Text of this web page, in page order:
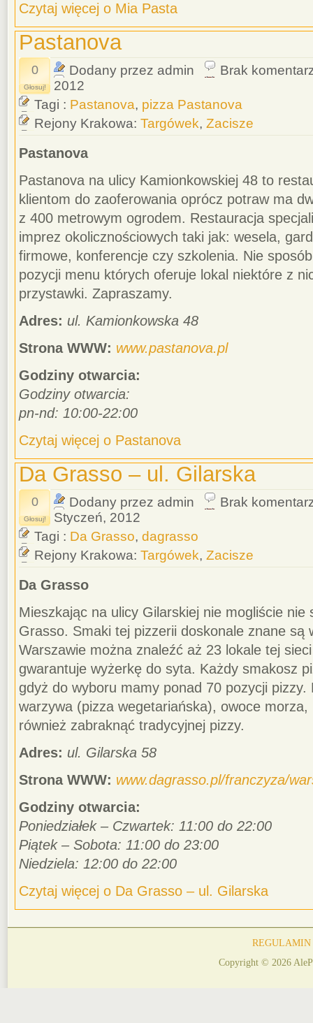
Czytaj więcej o Mia Pasta
Pastanova
0
Głosuj!
Dodany przez admin
Brak
2012
Tagi : Pastanova, pizza Pastanova
Rejony Krakowa: Targówek, Zacisze
Pastanova
Pastanova na ulicy Kamionkowskiej 48 to
klientom do zaoferowania oprócz potraw ma
z 400 metrowym ogrodem. Restauracja
imprez okolicznościowych taki jak: wesela,
firmowe, konferencje czy szkolenia. Nie
pozycji menu których oferuje lokal niektóre z
przystawki. Zapraszamy.
Adres: ul. Kamionkowska 48
Strona WWW: www.pastanova.pl
Godziny otwarcia:
Godziny otwarcia:
pn-nd: 10:00-22:00
Czytaj więcej o Pastanova
Da Grasso – ul. Gilarska
0
Głosuj!
Dodany przez admin
Brak
Styczeń, 2012
Tagi : Da Grasso, dagrasso
Rejony Krakowa: Targówek, Zacisze
Da Grasso
Mieszkając na ulicy Gilarskiej nie mogliście nie
Grasso. Smaki tej pizzerii doskonale znane są
Warszawie można znaleźć aż 23 lokale tej
gwarantuje wyżerkę do syta. Każdy smakosz
gdyż do wyboru mamy ponad 70 pozycji
warzywa (pizza wegetariańska), owoce morza,
również zabraknąć tradycyjnej pizzy.
Adres: ul. Gilarska 58
Strona WWW: www.dagrasso.pl/franczyza/
Godziny otwarcia:
Poniedziałek – Czwartek: 11:00 do 22:00
Piątek – Sobota: 11:00 do 23:00
Niedziela: 12:00 do 22:00
Czytaj więcej o Da Grasso – ul. Gilarska
REGULAMIN
Copyright © 2026